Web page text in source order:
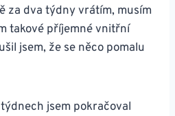
za dva týdny vrátím, musím
takové příjemné vnitřní
jsem, že se něco pomalu
jsem pokračoval